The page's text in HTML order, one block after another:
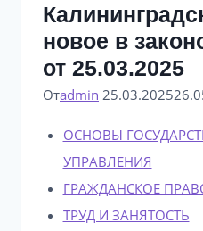
новое в
от 25.03.2025
Отadmin 25.03.2025
ОСНОВЫ
УПРАВЛЕНИЯ
ГРАЖДАНСКОЕ
ТРУД И ЗАНЯТОСТЬ